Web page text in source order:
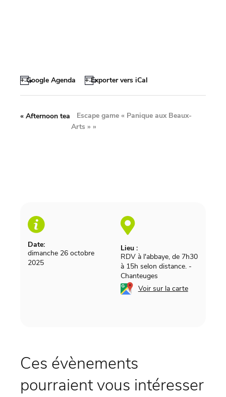
+ Google Agenda + Exporter vers iCal
Date:
dimanche 26 octobre
2025
Lieu :
RDV à l'abbaye, de 7h30
à 15h selon distance. -
Chanteuges
Voir sur la carte
« Afternoon tea
Escape game « Panique aux Beaux-
Arts »»
Ces évènements
pourraient vous intéresser